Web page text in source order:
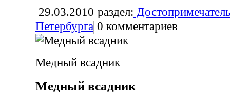
29.03.2010 раздел:
Петербурга 0 комментариев
Медный всадник
Медный всадник